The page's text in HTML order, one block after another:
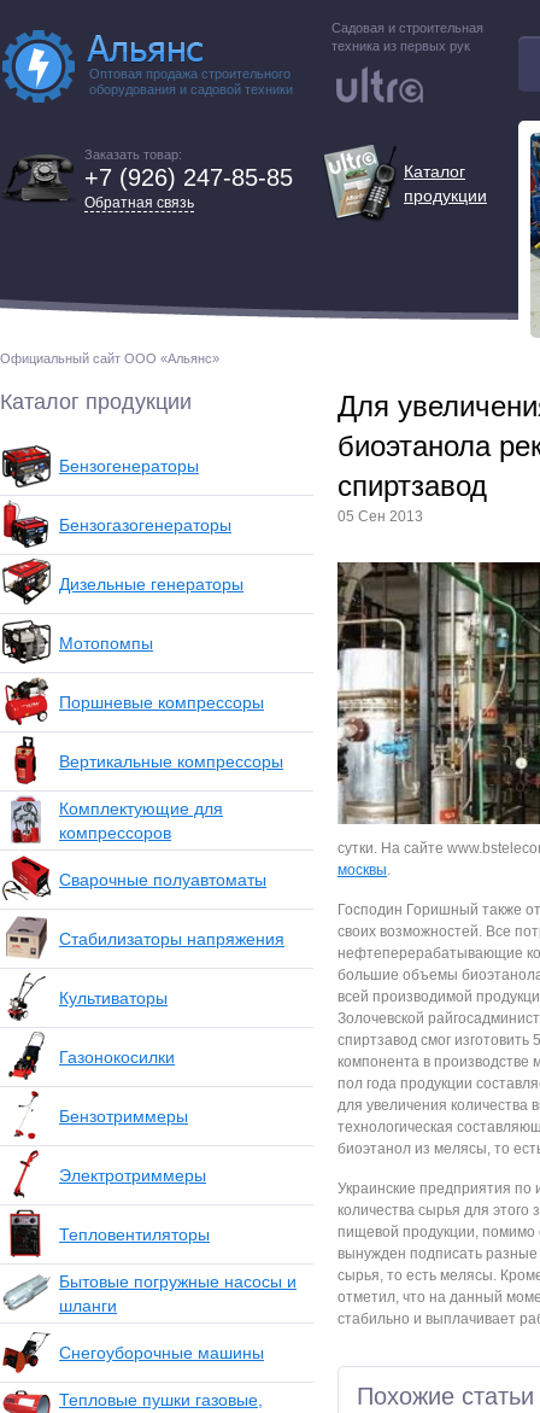
Оптовая продажа строительного
оборудования и садовой техники
Садовая и строительная
техника из первых рук
Заказать товар:
+7 (926) 247-85-85
Обратная связь
Каталог
продукции
Официальный сайт ООО «Альянс»
Каталог продукции
Бензогенераторы
Бензогазогенераторы
Дизельные генераторы
Мотопомпы
Поршневые компрессоры
Вертикальные компрессоры
Комплектующие для
компрессоров
Сварочные полуавтоматы
Стабилизаторы напряжения
Культиваторы
Газонокосилки
Бензотриммеры
Электротриммеры
Тепловентиляторы
Бытовые погружные насосы и
шланги
Снегоуборочные машины
Тепловые пушки газовые,
Для
биоэтанола
спиртзавод
05 Сен 2013
сутки. На сайте
москвы.
Господин Горишный также
своих возможностей. Все
нефтеперерабатывающие
большие объемы
всей производимой
Золочевской
спиртзавод смог
компонента в производстве
пол года продукции
для увеличения количества
технологическая
биоэтанол из мелясы, то
Украинские предприятия по
количества сырья для этого
пищевой продукции,
вынужден подписать
сырья, то есть мелясы.
отметил, что на данный
стабильно и выплачивает
Похожие статьи